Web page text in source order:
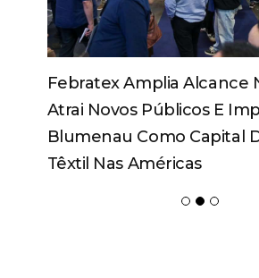
Febratex Amplia Alcance
Atrai Novos Públicos E
Blumenau Como Capital
Têxtil Nas Américas